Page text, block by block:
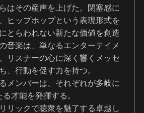
はその産声を上げた。閉塞感に
ヒップホップという表現形式を
とらわれない新たな価値を創造
音楽は、単なるエンターテイメ
リスナーの心に深く響くメッセ
、行動を促す力を持つ。
メンバーは、それぞれが多岐に
る才能を発揮する。
リックで聴衆を魅了する卓越し